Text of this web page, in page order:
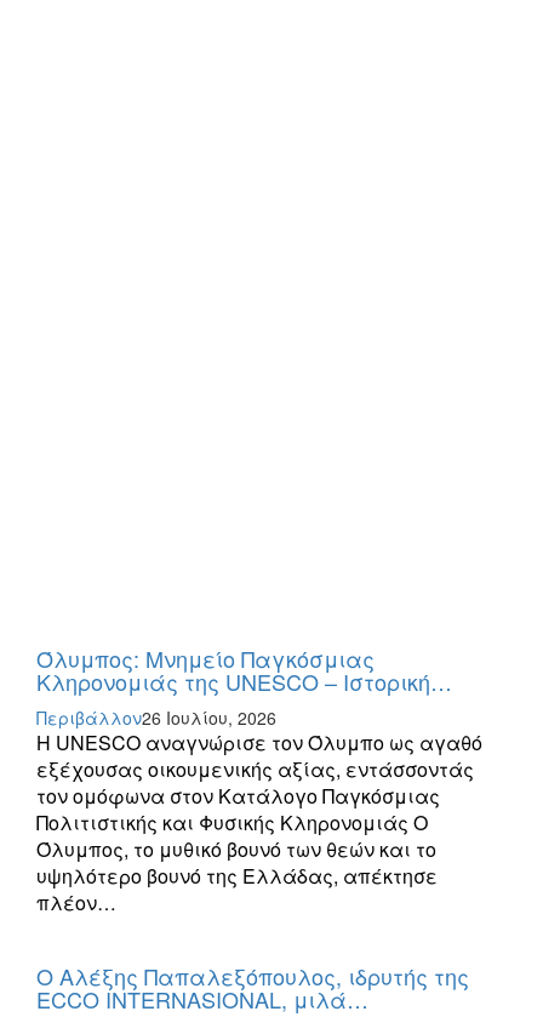
Όλυμπος: Μνημείο Παγκόσμιας
Κληρονομιάς της UNESCO – Ιστορική…
Περιβάλλον26 Ιουλίου, 2026
Η UNESCO αναγνώρισε τον Όλυμπο ως αγαθό
εξέχουσας οικουμενικής αξίας, εντάσσοντάς
τον ομόφωνα στον Κατάλογο Παγκόσμιας
Πολιτιστικής και Φυσικής Κληρονομιάς Ο
Όλυμπος, το μυθικό βουνό των θεών και το
υψηλότερο βουνό της Ελλάδας, απέκτησε
πλέον…
Ο Αλέξης Παπαλεξόπουλος, ιδρυτής της
ECCO INTERNASIONAL, μιλά…